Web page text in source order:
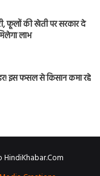
फूलों की खेती पर सरकार दे
लाभ
इस फसल से किसान कमा रहे